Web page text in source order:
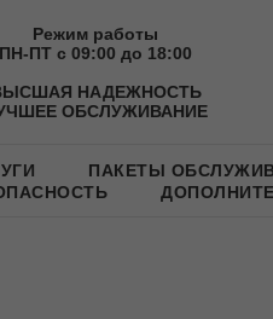
Режим работы
ПН-ПТ с 09:00 до 18:00
НАДЕЖНОСТЬ
ОБСЛУЖИВАНИЕ
ПАКЕТЫ